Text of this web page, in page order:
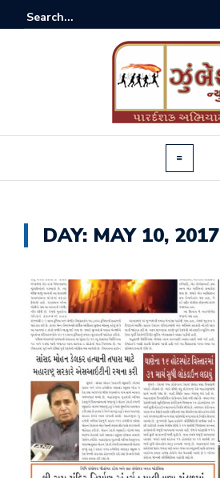
DAY: MAY 10, 2017